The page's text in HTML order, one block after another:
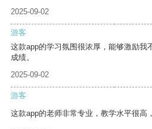
2025-09-02
游客
这款app的学习氛围很浓厚，能够激励我
成绩。
2025-09-02
游客
这款app的老师非常专业，教学水平很高